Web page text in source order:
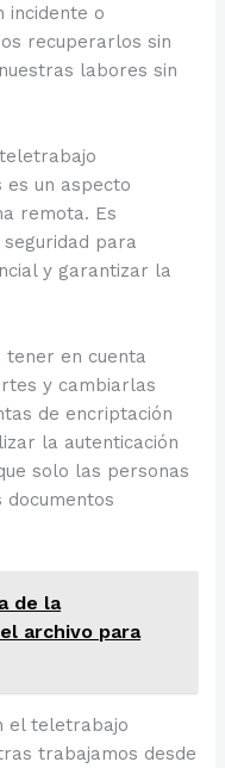
incidente o
recuperarlos sin
labores sin
es un aspecto
remota. Es
para
y garantizar la
tener en cuenta
y cambiarlas
de encriptación
la autenticación
solo las personas
documentos
de la
archivo para
el teletrabajo
trabajamos desde